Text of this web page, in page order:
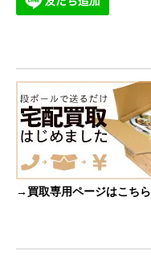
→買取専用ページはこちら